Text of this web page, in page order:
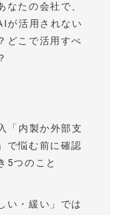
なたの会社で、
が活用されない
どこで活用すべ
「内製か外部支
で悩む前に確認
5つのこと
い・緩い」では